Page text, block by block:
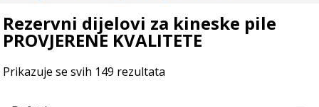
Rezervni dijelovi za kineske pile
PROVJERENE KVALITETE
Prikazuje se svih 149 rezultata